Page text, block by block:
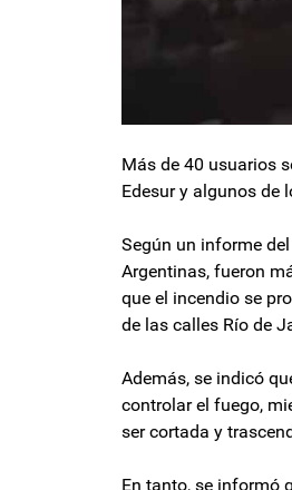
Más de 40 usuarios
Edesur y algunos de
Según un informe
Argentinas, fueron
que el incendio se
de las calles Río de
Además, se indicó
controlar el fuego,
ser cortada y
En tanto, se informó